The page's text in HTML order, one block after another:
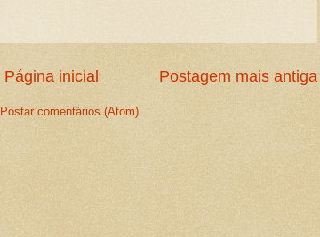
Postagem mais antiga
Página inicial
Postar comentários (Atom)